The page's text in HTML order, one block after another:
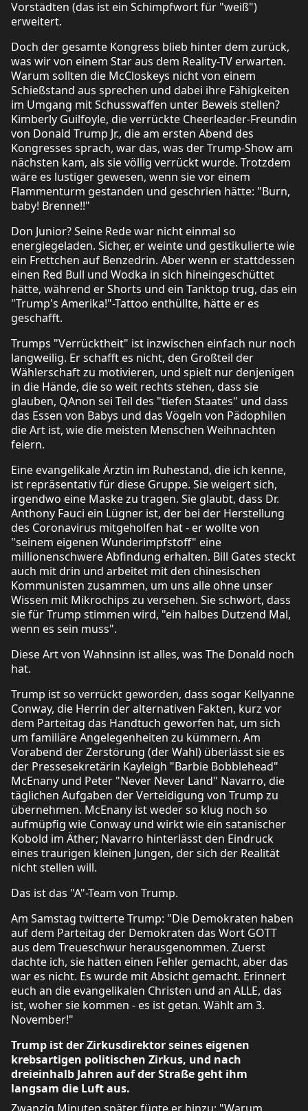
Vorstädten (das ist ein Schimpfwort für "weiß")
erweitert.
Doch der gesamte Kongress blieb hinter dem zurück,
was wir von einem Star aus dem Reality-TV erwarten.
Warum sollten die McCloskeys nicht von einem
Schießstand aus sprechen und dabei ihre Fähigkeiten
im Umgang mit Schusswaffen unter Beweis stellen?
Kimberly Guilfoyle, die verrückte Cheerleader-Freundin
von Donald Trump Jr., die am ersten Abend des
Kongresses sprach, war das, was der Trump-Show am
nächsten kam, als sie völlig verrückt wurde. Trotzdem
wäre es lustiger gewesen, wenn sie vor einem
Flammenturm gestanden und geschrien hätte: "Burn,
baby! Brenne!!"
Don Junior? Seine Rede war nicht einmal so
energiegeladen. Sicher, er weinte und gestikulierte wie
ein Frettchen auf Benzedrin. Aber wenn er stattdessen
einen Red Bull und Wodka in sich hineingeschüttet
hätte, während er Shorts und ein Tanktop trug, das ein
"Trump's Amerika!"-Tattoo enthüllte, hätte er es
geschafft.
Trumps "Verrücktheit" ist inzwischen einfach nur noch
langweilig. Er schafft es nicht, den Großteil der
Wählerschaft zu motivieren, und spielt nur denjenigen
in die Hände, die so weit rechts stehen, dass sie
glauben, QAnon sei Teil des "tiefen Staates" und dass
das Essen von Babys und das Vögeln von Pädophilen
die Art ist, wie die meisten Menschen Weihnachten
feiern.
Eine evangelikale Ärztin im Ruhestand, die ich kenne,
ist repräsentativ für diese Gruppe. Sie weigert sich,
irgendwo eine Maske zu tragen. Sie glaubt, dass Dr.
Anthony Fauci ein Lügner ist, der bei der Herstellung
des Coronavirus mitgeholfen hat - er wollte von
"seinem eigenen Wunderimpfstoff" eine
millionenschwere Abfindung erhalten. Bill Gates steckt
auch mit drin und arbeitet mit den chinesischen
Kommunisten zusammen, um uns alle ohne unser
Wissen mit Mikrochips zu versehen. Sie schwört, dass
sie für Trump stimmen wird, "ein halbes Dutzend Mal,
wenn es sein muss".
Diese Art von Wahnsinn ist alles, was The Donald noch
hat.
Trump ist so verrückt geworden, dass sogar Kellyanne
Conway, die Herrin der alternativen Fakten, kurz vor
dem Parteitag das Handtuch geworfen hat, um sich
um familiäre Angelegenheiten zu kümmern. Am
Vorabend der Zerstörung (der Wahl) überlässt sie es
der Pressesekretärin Kayleigh "Barbie Bobblehead"
McEnany und Peter "Never Never Land" Navarro, die
täglichen Aufgaben der Verteidigung von Trump zu
übernehmen. McEnany ist weder so klug noch so
aufmüpfig wie Conway und wirkt wie ein satanischer
Kobold im Äther; Navarro hinterlässt den Eindruck
eines traurigen kleinen Jungen, der sich der Realität
nicht stellen will.
Das ist das "A"-Team von Trump.
Am Samstag twitterte Trump: "Die Demokraten haben
auf dem Parteitag der Demokraten das Wort GOTT
aus dem Treueschwur herausgenommen. Zuerst
dachte ich, sie hätten einen Fehler gemacht, aber das
war es nicht. Es wurde mit Absicht gemacht. Erinnert
euch an die evangelikalen Christen und an ALLE, das
ist, woher sie kommen - es ist getan. Wählt am 3.
November!"
Trump ist der Zirkusdirektor seines eigenen
krebsartigen politischen Zirkus, und nach
dreieinhalb Jahren auf der Straße geht ihm
langsam die Luft aus.
Zwanzig Minuten später fügte er hinzu: "Warum